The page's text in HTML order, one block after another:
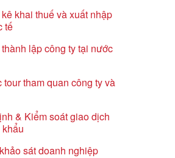
khai thuế và xuất nhập
tế
lập công ty tại nước
tour tham quan công ty và
& Kiểm soát giao dịch
sát doanh nghiệp